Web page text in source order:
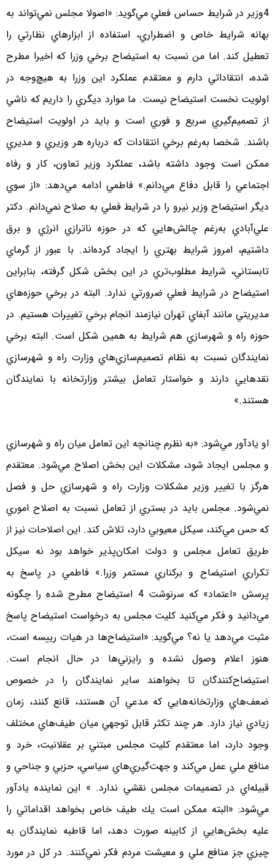
4وزير در شرايط حساس فعلي مي‌گويد: «اصولا مجلس نمي‌تواند به
بهانه شرايط خاص و اضطراري، استفاده از ابزارهاي نظارتي را
تعطيل كند. اما من نسبت به استيضاح برخي وزرا كه اخيرا مطرح
شده، انتقاداتي دارم و معتقدم عملكرد اين وزرا به هيچ‌وجه در
اولويت نخست استيضاح نيست. ما موارد ديگري را داريم كه ناشي
از تصميم‌گيري سريع و فوري است و بايد در اولويت استيضاح
باشند. شخصا به‌رغم برخي انتقادات كه درباره هر وزيري و مديري
ممكن است وجود داشته باشد، عملكرد وزير تعاون، كار و رفاه
اجتماعي را قابل دفاع مي‌دانم.» فاطمي ادامه مي‌دهد: «از سوي
ديگر استيضاح وزير نيرو را در شرايط فعلي به صلاح نمي‌دانم. دكتر
علي‌آبادي به‌رغم چالش‌هايي كه در حوزه ناترازي انرژي و برق
داشتيم، امروز شرايط بهتري را ايجاد كرده‌اند. با عبور از گرماي
تابستاني، شرايط مطلوب‌تري در اين بخش شكل گرفته، بنابراين
استيضاح در شرايط فعلي ضرورتي ندارد. البته در برخي حوزه‌هاي
مديريتي مانند آبفاي تهران نيازمند انجام برخي تغييرات هستيم. در
حوزه راه و شهرسازي هم شرايط به همين شكل است. البته برخي
نمايندگان نسبت به نظام تصميم‌سازي‌هاي وزارت راه و شهرسازي
نقدهايي دارند و خواستار تعامل بيشتر وزارتخانه با نمايندگان
هستند.»
او يادآور مي‌شود: «به نظرم چنانچه اين تعامل ميان راه و شهرسازي
و مجلس ايجاد شود، مشكلات اين بخش اصلاح مي‌شود. معتقدم
هرگز با تغيير وزير مشكلات وزارت راه و شهرسازي حل و فصل
نمي‌شود. مجلس بايد در بستري از تعامل نسبت به اصلاح اموري
كه حس مي‌كند، سيكل معيوبي دارد، تلاش كند. اين اصلاحات نيز از
طريق تعامل مجلس و دولت امكان‌پذير خواهد بود نه سيكل
تكراري استيضاح و بركناري مستمر وزرا.» فاطمي در پاسخ به
پرسش «اعتماد» كه سرنوشت 4 استيضاح مطرح شده را چگونه
مي‌دانيد و فكر مي‌كنيد كليت مجلس به درخواست استيضاح پاسخ
مثبت مي‌دهد يا نه؟ مي‌گويد: «استيضاح‌ها در هيات رييسه است،
هنوز اعلام وصول نشده و رايزني‌ها در حال انجام است.
استيضاح‌كنندگان تا بخواهند ساير نمايندگان را در خصوص
ضعف‌هاي وزارتخانه‌هايي كه مدعي آن هستند، قانع كنند، زمان
زيادي نياز دارد. هر چند تكثر قابل توجهي ميان طيف‌هاي مختلف
وجود دارد، اما معتقدم كليت مجلس مبتني بر عقلانيت، خرد و
منافع ملي عمل مي‌كند و جهت‌گيري‌هاي سياسي، حزبي و جناحي و
قبيله‌اي در تصميمات مجلس نقشي ندارد. » اين نماينده يادآور
مي‌شود: «البته ممكن است يك طيف خاص بخواهد اقداماتي را
عليه بخش‌هايي از كابينه صورت دهد، اما قاطبه نمايندگان به
چيزي جز منافع ملي و معيشت مردم فكر نمي‌كنند. در كل در مورد